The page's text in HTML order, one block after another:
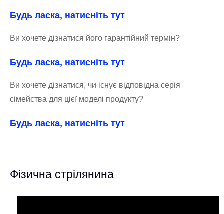
Будь ласка, натисніть тут
Ви хочете дізнатися його гарантійний термін?
Будь ласка, натисніть тут
Ви хочете дізнатися, чи існує відповідна серія
сімейства для цієї моделі продукту?
Будь ласка, натисніть тут
Фізична стрілянина